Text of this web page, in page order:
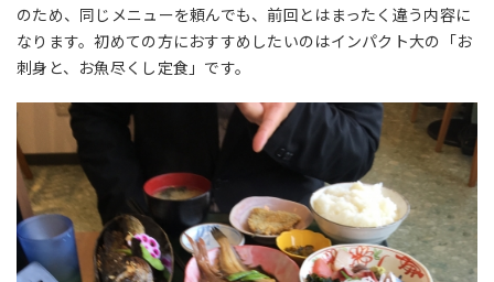
のため、同じメニューを頼んでも、前回とはまったく違う内容に
なります。初めての方におすすめしたいのはインパクト大の「お
刺身と、お魚尽くし定食」です。